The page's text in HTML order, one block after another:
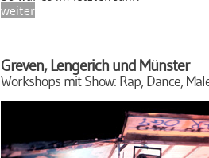
weiter
Greven, Lengerich und Münster
Workshops mit Show: Rap, Dance,